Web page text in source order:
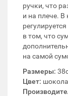
ручки, что
и на плече.
в том, что
на самой
Размеры:
Цвет: